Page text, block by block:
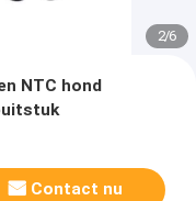
2/6
NTC hond
Contact nu